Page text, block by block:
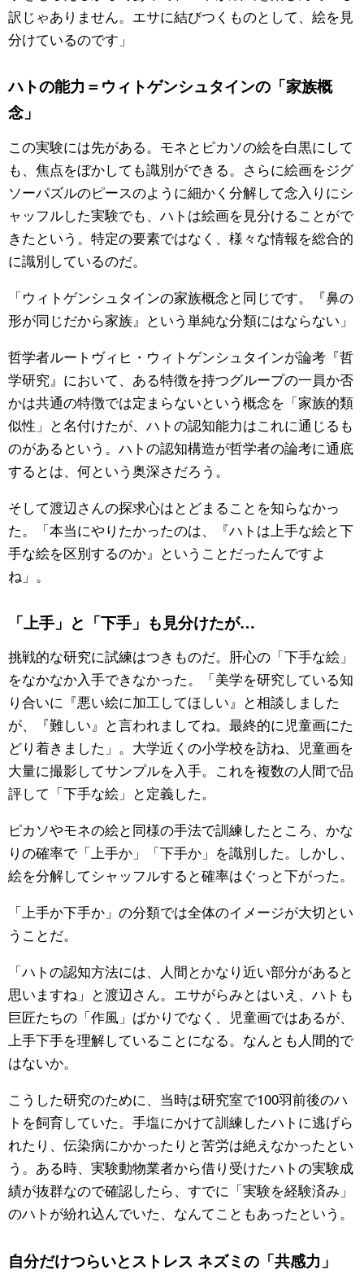
訳じゃありません。エサに結びつくものとして、絵を見
分けているのです」
ハトの能力＝ウィトゲンシュタインの「家族概
念」
この実験には先がある。モネとピカソの絵を白黒にして
も、焦点をぼかしても識別ができる。さらに絵画をジグ
ソーパズルのピースのように細かく分解して念入りにシ
ャッフルした実験でも、ハトは絵画を見分けることがで
きたという。特定の要素ではなく、様々な情報を総合的
に識別しているのだ。
「ウィトゲンシュタインの家族概念と同じです。『鼻の
形が同じだから家族』という単純な分類にはならない」
哲学者ルートヴィヒ・ウィトゲンシュタインが論考『哲
学研究』において、ある特徴を持つグループの一員か否
かは共通の特徴では定まらないという概念を「家族的類
似性」と名付けたが、ハトの認知能力はこれに通じるも
のがあるという。ハトの認知構造が哲学者の論考に通底
するとは、何という奥深さだろう。
そして渡辺さんの探求心はとどまることを知らなかっ
た。「本当にやりたかったのは、『ハトは上手な絵と下
手な絵を区別するのか』ということだったんですよ
ね」。
「上手」と「下手」も見分けたが…
挑戦的な研究に試練はつきものだ。肝心の「下手な絵」
をなかなか入手できなかった。「美学を研究している知
り合いに『悪い絵に加工してほしい』と相談しました
が、『難しい』と言われましてね。最終的に児童画にた
どり着きました」。大学近くの小学校を訪ね、児童画を
大量に撮影してサンプルを入手。これを複数の人間で品
評して「下手な絵」と定義した。
ピカソやモネの絵と同様の手法で訓練したところ、かな
りの確率で「上手か」「下手か」を識別した。しかし、
絵を分解してシャッフルすると確率はぐっと下がった。
「上手か下手か」の分類では全体のイメージが大切とい
うことだ。
「ハトの認知方法には、人間とかなり近い部分があると
思いますね」と渡辺さん。エサがらみとはいえ、ハトも
巨匠たちの「作風」ばかりでなく、児童画ではあるが、
上手下手を理解していることになる。なんとも人間的で
はないか。
こうした研究のために、当時は研究室で100羽前後のハ
トを飼育していた。手塩にかけて訓練したハトに逃げら
れたり、伝染病にかかったりと苦労は絶えなかったとい
う。ある時、実験動物業者から借り受けたハトの実験成
績が抜群なので確認したら、すでに「実験を経験済み」
のハトが紛れ込んでいた、なんてこともあったという。
自分だけつらいとストレス ネズミの「共感力」